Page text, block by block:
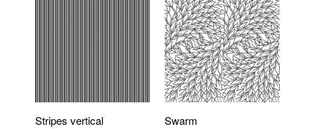
Stripes vertical Swarm